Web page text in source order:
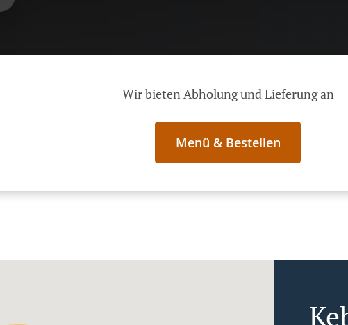
Wir bieten Abholung und Lieferung an
Menü & Bestellen